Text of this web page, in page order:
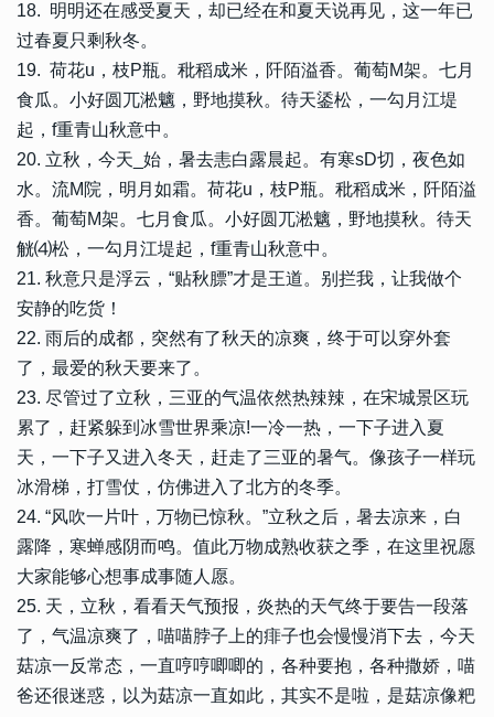
18. 明明还在感受夏天，却已经在和夏天说再见，这一年已
过春夏只剩秋冬。
19. 荷花u，枝P瓶。秕稻成米，阡陌溢香。葡萄M架。七月
食瓜。小好圆兀淞魑，野地摸秋。待天鋈松，一勾月江堤
起，f重青山秋意中。
20. 立秋，今天_始，暑去恚白露晨起。有寒sD切，夜色如
水。流M院，明月如霜。荷花u，枝P瓶。秕稻成米，阡陌溢
香。葡萄M架。七月食瓜。小好圆兀淞魑，野地摸秋。待天
觥⑷松，一勾月江堤起，f重青山秋意中。
21. 秋意只是浮云，“贴秋膘”才是王道。别拦我，让我做个
安静的吃货！
22. 雨后的成都，突然有了秋天的凉爽，终于可以穿外套
了，最爱的秋天要来了。
23. 尽管过了立秋，三亚的气温依然热辣辣，在宋城景区玩
累了，赶紧躲到冰雪世界乘凉!一冷一热，一下子进入夏
天，一下子又进入冬天，赶走了三亚的暑气。像孩子一样玩
冰滑梯，打雪仗，仿佛进入了北方的冬季。
24. “风吹一片叶，万物已惊秋。”立秋之后，暑去凉来，白
露降，寒蝉感阴而鸣。值此万物成熟收获之季，在这里祝愿
大家能够心想事成事随人愿。
25. 天，立秋，看看天气预报，炎热的天气终于要告一段落
了，气温凉爽了，喵喵脖子上的痱子也会慢慢消下去，今天
菇凉一反常态，一直哼哼唧唧的，各种要抱，各种撒娇，喵
爸还很迷惑，以为菇凉一直如此，其实不是啦，是菇凉像粑